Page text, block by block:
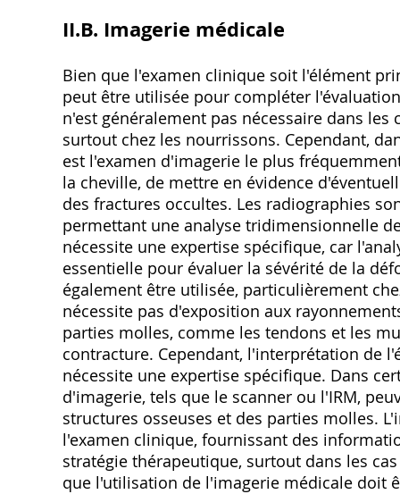
II.B. Imagerie médicale
Bien que l'examen clinique soit l'élément
peut être utilisée pour compléter
n'est généralement pas nécessaire dans
surtout chez les nourrissons. Cependant,
est l'examen d'imagerie le plus
la cheville, de mettre en évidence
des fractures occultes. Les radiographies
permettant une analyse tridimensionnelle
nécessite une expertise spécifique, car
essentielle pour évaluer la sévérité de la
également être utilisée, particulièrement
nécessite pas d'exposition aux
parties molles, comme les tendons et les
contracture. Cependant, l'interprétation de
nécessite une expertise spécifique. Dans
d'imagerie, tels que le scanner ou l'IRM,
structures osseuses et des parties molles.
l'examen clinique, fournissant des
stratégie thérapeutique, surtout dans les
que l'utilisation de l'imagerie médicale doit